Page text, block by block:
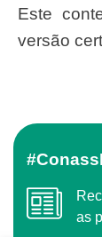
Este conteúdo não substitui o publicado na
versão
Receba o conteúdo semanal do Conass com
as